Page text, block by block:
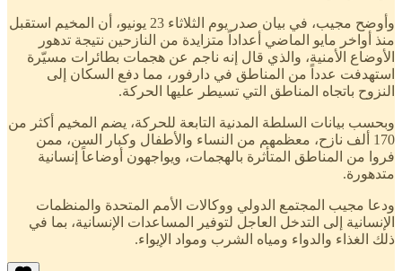
وأوضح مجيب، في بيان صدر يوم الثلاثاء 23 يونيو، أن المخيم استقبل
منذ أواخر مايو الماضي أعداداً متزايدة من النازحين نتيجة تدهور
الأوضاع الأمنية، والذي قال إنه ناجم عن هجمات بطائرات مسيّرة
استهدفت عدداً من المناطق في دارفور، مما دفع السكان إلى
النزوح باتجاه المناطق التي تسيطر عليها الحركة.
وبحسب بيانات السلطة المدنية التابعة للحركة، يضم المخيم أكثر من
170 ألف نازح، معظمهم من النساء والأطفال وكبار السن، ممن
فروا من المناطق المتأثرة بالهجمات، ويواجهون أوضاعاً إنسانية
متدهورة.
ودعا مجيب المجتمع الدولي ووكالات الأمم المتحدة والمنظمات
الإنسانية إلى التدخل العاجل لتوفير المساعدات الإنسانية، بما في
ذلك الغذاء والدواء ومياه الشرب ومواد الإيواء.